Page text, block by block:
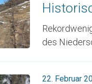
des
22. Februar